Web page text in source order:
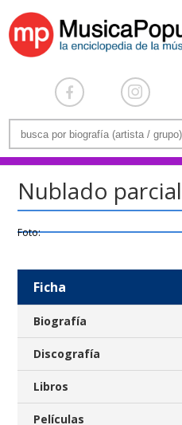
Nublado
Foto:
Ficha
Biografía
Discografía
Libros
Películas